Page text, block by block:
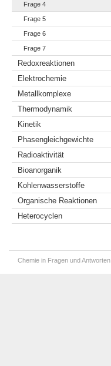
Frage 4
Frage 5
Frage 6
Frage 7
Redoxreaktionen
Elektrochemie
Metallkomplexe
Thermodynamik
Kinetik
Phasengleichgewichte
Radioaktivität
Bioanorganik
Kohlenwasserstoffe
Organische Reaktionen
Heterocyclen
Chemie in Fragen und Antworten